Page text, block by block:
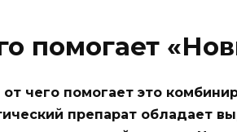
помогает
от чего помогает это
препарат обладает